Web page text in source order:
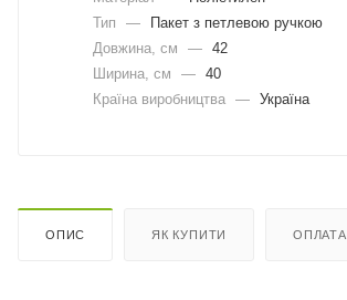
Тип
—
Пакет з петлевою ручкою
Довжина, cм
— 42
Ширина, cм
— 40
Країна виробництва — Україна
ОПИС ЯК КУПИТИ ОПЛАТА